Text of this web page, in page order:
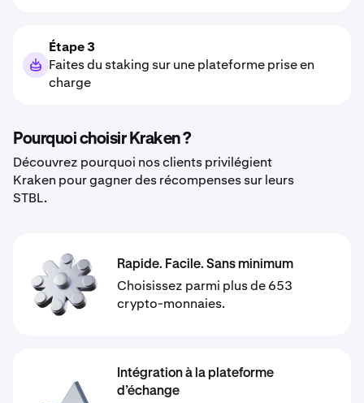
Étape 3
Faites du staking sur une plateforme prise en
charge
Pourquoi choisir Kraken ?
Découvrez pourquoi nos clients privilégient
Kraken pour gagner des récompenses sur leurs
STBL.
Rapide. Facile. Sans minimum
Choisissez parmi plus de 653
crypto-monnaies.
Intégration à la plateforme
d’échange